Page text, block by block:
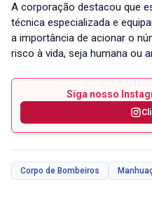
A corporação destacou que
técnica especializada e
a importância de acionar o
risco à vida, seja humana ou
Siga nosso
Corpo de Bombeiros